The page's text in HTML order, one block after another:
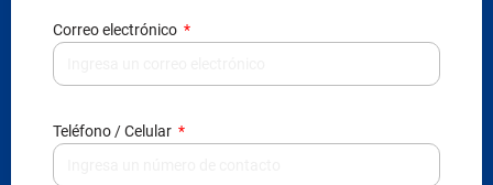
Correo electrónico
Teléfono / Celular